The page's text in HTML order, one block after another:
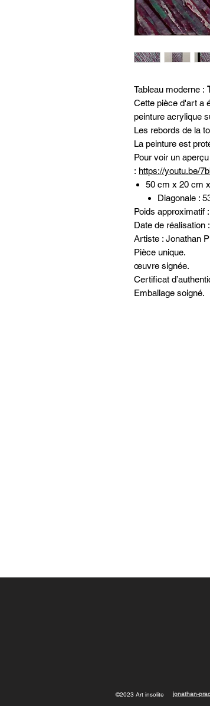
Tableau moderne :
Cette pièce d'art a
peinture acrylique
Les rebords de la
La peinture est
Pour voir un
: https://youtu.be/
50 cm x 20 cm
Diagonale :
Poids approximatif
Date de réalisation
Artiste : Jonathan
Pièce unique.
œuvre signée.
Certificat
Emballage soigné.
©2023 Art insolite jonathan-